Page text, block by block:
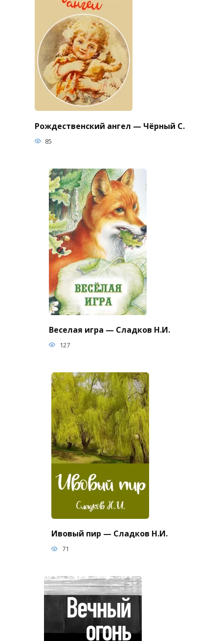
Рождественский ангел — Чёрный С.
85
Веселая игра — Сладков Н.И.
127
Ивовый пир — Сладков Н.И.
71